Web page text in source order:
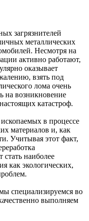
загрязнителей
металлических
Несмотря на
активно работают,
оказывает
взять под
лома очень
на возникновение
катастроф.
в процессе
материалов и, как
Учитывая этот факт,
стать наиболее
как экологических,
специализируемся во
выполняем